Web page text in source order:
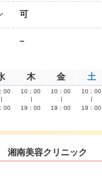
可
–
木 金 土
00
00
10：00
19：00
10：00
19：00
10：00
19：00
湘南美容クリニック